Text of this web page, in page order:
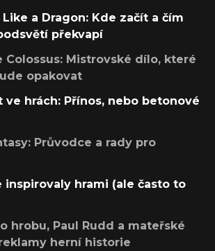
Like a Dragon: Kde začít a čím
překvapí
Colossus: Mistrovské dílo, které
opakovat
ve hrách: Přínos, nebo betonové
Průvodce a rady pro
inspirovaly hrami (ale často to
hrobu, Paul Rudd a mateřské
herní historie